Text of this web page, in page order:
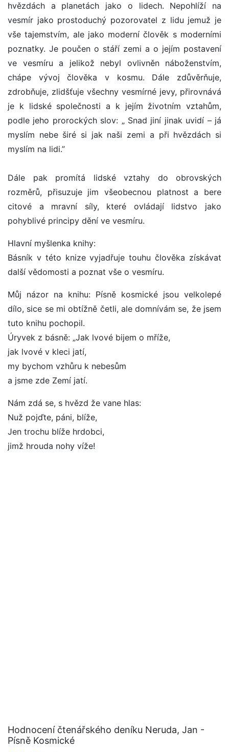
hvězdách a planetách jako o lidech. Nepohlíží na
vesmír jako prostoduchý pozorovatel z lidu jemuž je
vše tajemstvím, ale jako moderní člověk s moderními
poznatky. Je poučen o stáří zemi a o jejím postavení
ve vesmíru a jelikož nebyl ovlivněn náboženstvím,
chápe vývoj člověka v kosmu. Dále zdůvěrňuje,
zdrobňuje, zlidšťuje všechny vesmírné jevy, přirovnává
je k lidské společnosti a k jejím životním vztahům,
podle jeho prorockých slov: „ Snad jiní jinak uvidí – já
myslím nebe širé si jak naši zemi a při hvězdách si
myslím na lidi.”
Dále pak promítá lidské vztahy do obrovských
rozměrů, přisuzuje jim všeobecnou platnost a bere
citové a mravní síly, které ovládají lidstvo jako
pohyblivé principy dění ve vesmíru.
Hlavní myšlenka knihy:
Básník v této knize vyjadřuje touhu člověka získávat
další vědomosti a poznat vše o vesmíru.
Můj názor na knihu: Písně kosmické jsou velkolepé
dílo, sice se mi obtížně četli, ale domnívám se, že jsem
tuto knihu pochopil.
Úryvek z básně: „Jak lvové bijem o mříže,
jak lvové v kleci jatí,
my bychom vzhůru k nebesům
a jsme zde Zemí jatí.
Nám zdá se, s hvězd že vane hlas:
Nuž pojďte, páni, blíže,
Jen trochu blíže hrdobci,
jimž hrouda nohy víže!
Hodnocení čtenářského deníku Neruda, Jan -
Písně Kosmické